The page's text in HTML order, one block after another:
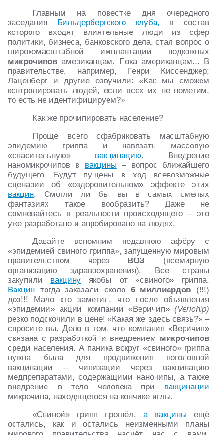
Главным на повестке дня очередного
заседания Бильдербергского клуба, в состав
которого входят влиятельные люди из сфер
политики, бизнеса, банковского дела, стал вопрос о
широкомасштабной имплантации подкожных
микрочипов американцам. Пока американцам... В
правительстве, например, Генри Киссенджер;
Лаценберг и другие озвучили: «Как мы сможем
контролировать людей, если всех их не пометим,
то есть не идентифицируем?»
Как же прочипировать население?
Проще всего сфабриковать масштабную
эпидемию гриппа и навязать массовую
«спасительную» вакцинацию. Внедрение
наномикрочипов в вакцины – вопрос ближайшего
будущего. Будут пущены в ход всевозможные
сценарии об «оздоровительном» эффекте этих
вакцин. Смогли ли бы вы в самых смелых
фантазиях такое вообразить? Даже не
сомневайтесь в реальности происходящего – это
уже разработано и апробировано на людях.
Давайте вспомним недавнюю афёру с
«эпидемией свиного гриппа», запущенную мировым
правительством через ВОЗ (всемирную
организацию здравоохранения). Все страны
закупили вакцину якобы от «свиного» гриппа.
Вакцин тогда заказали около 6 миллиардов (!!!)
доз!!! Мало кто заметил, что после объявления
«эпидемии» акции компании «Веричип» (Verichip)
резко подскочили в цене! «Какая же здесь связь?» –
спросите вы. Дело в том, что компания «Веричип»
связана с разработкой и внедрением микрочипов
среди населения. А паника вокруг «свиного» гриппа
нужна была для продвижения поголовной
вакцинации – чипизации через вакцинацию
медпрепаратами, содержащими наночипы, а также
внедрение в тело человека при вакцинации
микрочипа, находящегося на кончике иглы.
«Свиной» грипп прошёл, а вакцины ещё
остались, как и остались неизменными планы